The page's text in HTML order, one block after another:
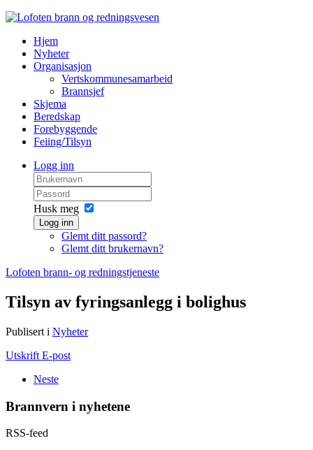
Hjem
Nyheter
Organisasjon
Vertskommunesamarbeid
Brannsjef
Skjema
Beredskap
Forebyggende
Feiing/Tilsyn
Logg inn
Husk meg
Logg inn
Glemt ditt passord?
Glemt ditt brukernavn?
Lofoten brann- og redningstjeneste
Tilsyn av fyringsanlegg i bolighus
Publisert i Nyheter
Utskrift E-post
Neste
Brannvern i nyhetene
RSS-feed